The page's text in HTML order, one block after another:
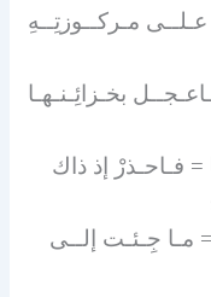
مـركــوزتِــهِ
بخـزائِـنـهـا
= فـاحـذرْ إذ ذاك
مـا جِـئـت إلــى